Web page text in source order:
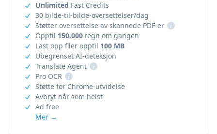
Unlimited Fast Credits
30 bilde-til-bilde-oversettelser/dag
Støtter oversettelse av skannede PDF-er
i
Opptil 150,000 tegn om gangen
Last opp filer opptil 100 MB
Ubegrenset AI-deteksjon
Translate Agent
i
Pro OCR
i
Støtte for Chrome-utvidelse
Avbryt når som helst
Ad free
Mer →